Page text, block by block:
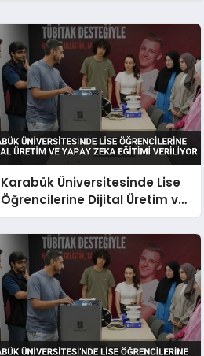
Karabük Üniversitesinde Lise
Öğrencilerine Dijital Üretim ve
Yapay Zeka Eğitimi Veriliyor